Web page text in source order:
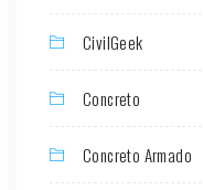
CivilGeek
Concreto
Concreto Armado